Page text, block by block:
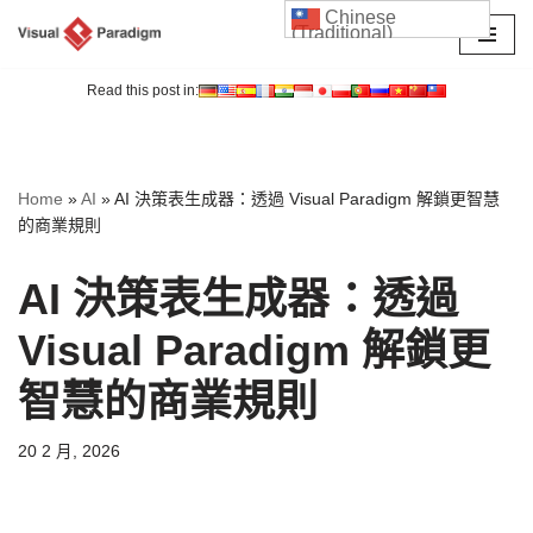
Read this post in:
Home »AI »AI 決策表生成器：透過 Visual Paradigm 解鎖更智慧
的商業規則
AI 決策表生成器：透過
Visual Paradigm 解鎖更
智慧的商業規則
20 2 月, 2026
Chinese
(Traditional)